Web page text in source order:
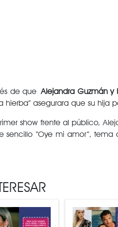
de queAlejandra Guzmán y
hierba” asegurara que su hija
show frente al público,
sencillo “Oye mi amor”,